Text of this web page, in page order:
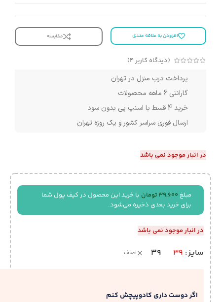
افزودن به علاقه مندی مقایسه
(دیدگاه کاربر4
)
پرداخت درب منزل در تهران
گارانتی 6 ماهه محصولات
خرید 4 قسط با اسنپ پی بدون سود
ارسال فوری سراسر کشور و یک روزه تهران
در انبار موجود نمی باشد
مبلغ 39,600 تومان با خرید این محصول در کیف پول شما
برای خرید بعدی ذخیره می‌شود.
در انبار موجود نمی باشد
سایز 39
39 صاف
اگر دوست داری کادوپیچش کنم